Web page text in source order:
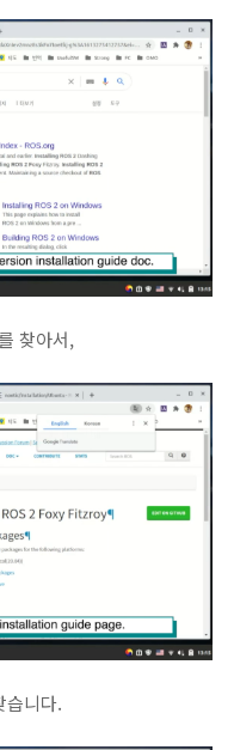
찾아서,
습니다.